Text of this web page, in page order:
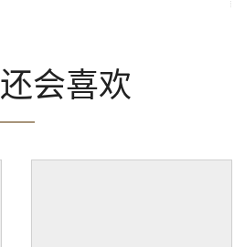
会喜欢